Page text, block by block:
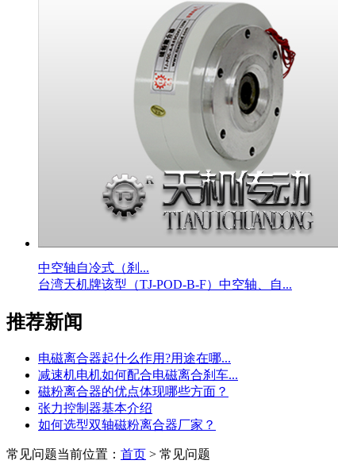
中空轴自冷式（刹...
台湾天机牌该型（TJ-POD-B-F）中空轴、自...
推荐新闻
电磁离合器起什么作用?用途在哪...
减速机电机如何配合电磁离合刹车...
磁粉离合器的优点体现哪些方面？
张力控制器基本介绍
如何选型双轴磁粉离合器厂家？
常见问题当前位置： 首页 > 常见问题